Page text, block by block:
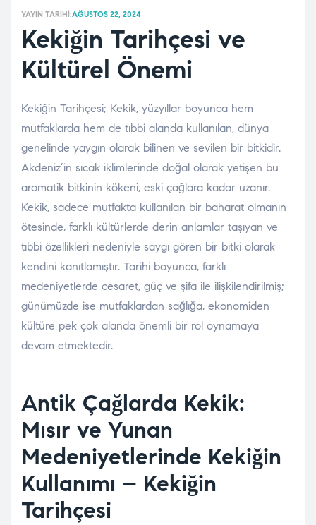
YAYIN TARIHI:AĞUSTOS 22, 2024
Kekiğin Tarihçesi ve
Kültürel Önemi
Kekiğin Tarihçesi; Kekik, yüzyıllar boyunca hem
mutfaklarda hem de tıbbi alanda kullanılan, dünya
genelinde yaygın olarak bilinen ve sevilen bir bitkidir.
Akdeniz’in sıcak iklimlerinde doğal olarak yetişen bu
aromatik bitkinin kökeni, eski çağlara kadar uzanır.
Kekik, sadece mutfakta kullanılan bir baharat olmanın
ötesinde, farklı kültürlerde derin anlamlar taşıyan ve
tıbbi özellikleri nedeniyle saygı gören bir bitki olarak
kendini kanıtlamıştır. Tarihi boyunca, farklı
medeniyetlerde cesaret, güç ve şifa ile ilişkilendirilmiş;
günümüzde ise mutfaklardan sağlığa, ekonomiden
kültüre pek çok alanda önemli bir rol oynamaya
devam etmektedir.
Antik Çağlarda Kekik:
Mısır ve Yunan
Medeniyetlerinde Kekiğin
Kullanımı – Kekiğin
Tarihçesi